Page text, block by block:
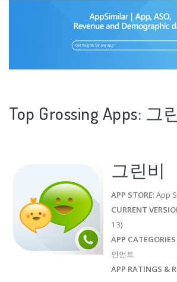
Top Grossing Apps: 그
그린비
APP STORE: App
CURRENT
13)
APP CATEGORIES
인먼트
APP RATINGS &